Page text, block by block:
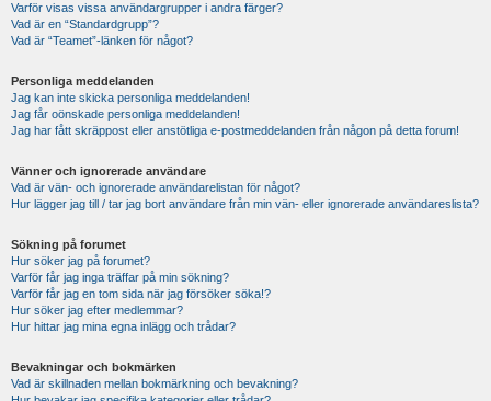
Varför visas vissa användargrupper i andra färger?
Vad är en “Standardgrupp”?
Vad är “Teamet”-länken för något?
Personliga meddelanden
Jag kan inte skicka personliga meddelanden!
Jag får oönskade personliga meddelanden!
Jag har fått skräppost eller anstötliga e-postmeddelanden från någon på detta forum!
Vänner och ignorerade användare
Vad är vän- och ignorerade användarelistan för något?
Hur lägger jag till / tar jag bort användare från min vän- eller ignorerade användareslista?
Sökning på forumet
Hur söker jag på forumet?
Varför får jag inga träffar på min sökning?
Varför får jag en tom sida när jag försöker söka!?
Hur söker jag efter medlemmar?
Hur hittar jag mina egna inlägg och trådar?
Bevakningar och bokmärken
Vad är skillnaden mellan bokmärkning och bevakning?